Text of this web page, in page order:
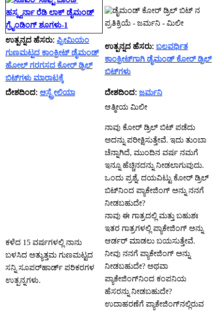
ಉತ್ಪನ್ನದ ಹೆಸರು: ಪ್ರೀಮಿಯಂ
ಗುಣಮಟ್ಟದ ಕಾಂಕ್ರೀಟ್ ಡೈಮಂಡ್
ಹೋಲ್ ಗರಗಸದ ಕೋರ್ ಡ್ರಿಲ್
ಬಿಟ್‌ಗಳು ಮಾರಾಟಕ್ಕೆ
ಉತ್ಪನ್ನದ ಹೆಸರು: ಬಲವರ್ಧಿತ
ಕಾಂಕ್ರೀಟ್‌ಗಾಗಿ ಡೈಮಂಡ್ ಕೋರ್ ಡ್ರಿಲ್
ಬಿಟ್‌ಗಳು
ದೇಶದಿಂದ: ಆಸ್ಟ್ರೇಲಿಯಾ ದೇಶದಿಂದ: ಜರ್ಮನಿ
ಕಳೆದ 15 ವರ್ಷಗಳಲ್ಲಿ ನಾನು
ಬಳಸಿದ ಅತ್ಯುತ್ತಮ ಗುಣಮಟ್ಟದ
ಸನ್ನಿ ಸೂಪರ್‌ಹಾರ್ಡ್ ಪರಿಕರಗಳ
ಉತ್ಪನ್ನಗಳು.
ಆತ್ಮೀಯ ಮಿಲೀ
ನಾವು ಕೋರ್ ಡ್ರಿಲ್ ಬಿಟ್ ಪಡೆದು
ಅದನ್ನು ಪರೀಕ್ಷಿಸುತ್ತೇವೆ. ಇದು ತುಂಬಾ
ಚೆನ್ನಾಗಿದೆ, ಮುಂದಿನ ವರ್ಷ ನಮಗೆ
ಇನ್ನೂ ಹೆಚ್ಚಿನದನ್ನು ನೀಡಲಾಗುವುದು.
ಒಂದು ಪ್ರಶ್ನೆ, ದಯವಿಟ್ಟು ಕೋರ್ ಡ್ರಿಲ್
ಬಿಟ್‌ನಿಂದ ಪ್ಯಾಕೇಜಿಂಗ್ ಅನ್ನು ನನಗೆ
ನೀಡಬಹುದೇ?
ನಾವು ಈ ಗಾತ್ರದಲ್ಲಿ ಮತ್ತು ಬಹುಶಃ
ಇತರ ಗಾತ್ರಗಳಲ್ಲಿ ಪ್ಯಾಕೇಜಿಂಗ್ ಅನ್ನು
ಆರ್ಡರ್ ಮಾಡಲು ಬಯಸುತ್ತೇವೆ.
ನೀವು ನನಗೆ ಪ್ಯಾಕೇಜಿಂಗ್ ಅನ್ನು
ನೀಡಬಹುದೇ? ಅಥವಾ
ಪ್ಯಾಕೇಜಿಂಗ್‌ನಿಂದ ಕಂಪನಿಯ
ಹೆಸರನ್ನು ನೀಡಬಹುದೇ?
ಉದಾಹರಣೆಗೆ ಪ್ಯಾಕೇಜಿಂಗ್‌ನಲ್ಲಿರುವ